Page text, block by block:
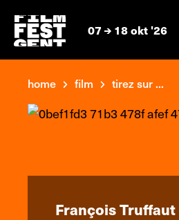
07 18 okt '26
home film tirez sur ...
François Truffaut